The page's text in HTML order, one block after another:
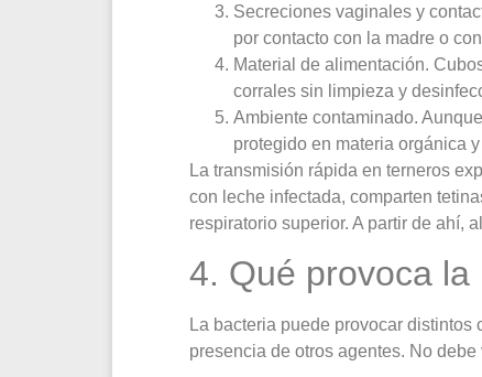
Secreciones vaginales y
por contacto con la madre o
Material de alimentación.
corrales sin limpieza y
Ambiente contaminado.
protegido en materia orgánica
La transmisión rápida en terneros
con leche infectada, comparten
respiratorio superior. A partir de ahí,
4. Qué provoca
La bacteria puede provocar
presencia de otros agentes. No